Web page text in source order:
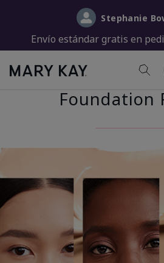
Envío estándar gratis en
Foundation